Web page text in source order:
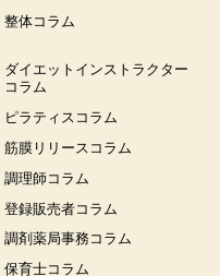
整体コラム
ダイエットインストラクター
コラム
ピラティスコラム
筋膜リリースコラム
調理師コラム
登録販売者コラム
調剤薬局事務コラム
保育士コラム